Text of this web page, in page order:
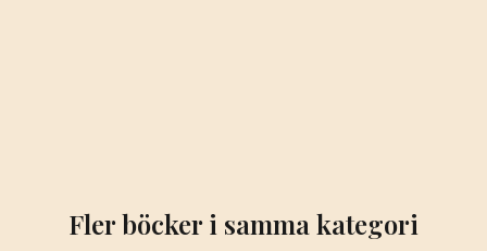
Fler böcker i samma kategori